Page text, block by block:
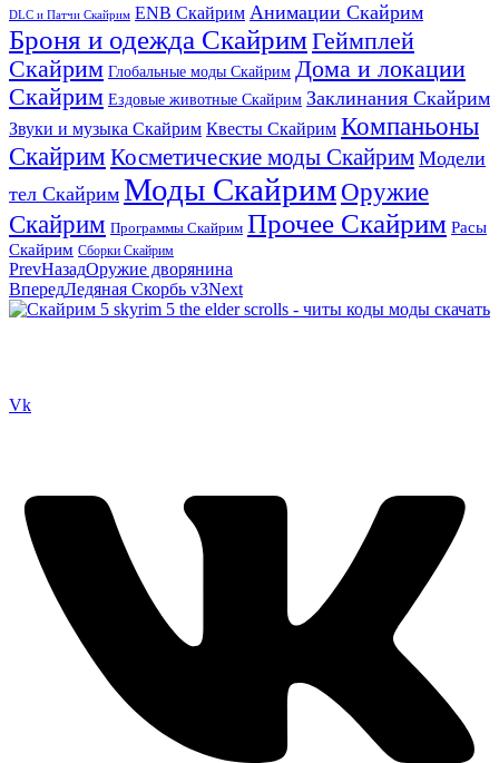
DLC и Патчи Скайрим ENB Скайрим Анимации Скайрим
Броня и одежда СкайримГеймплей
Скайрим Глобальные моды Скайрим Дома и локации
Скайрим Ездовые животные Скайрим Заклинания Скайрим
Звуки и музыка Скайрим Квесты Скайрим Компаньоны
Скайрим Косметические моды Скайрим Модели
тел Скайрим Моды Скайрим Оружие
Скайрим Программы Скайрим Прочее Скайрим Расы
Скайрим Сборки Скайрим
PrevНазадОружие дворянина
ВпередЛедяная Скорбь v3Next
Vk